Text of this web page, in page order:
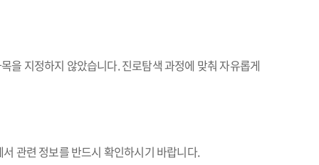
을 지정하지 않았습니다. 진로탐색 과정에 맞춰 자유롭게
관련 정보를 반드시 확인하시기 바랍니다.